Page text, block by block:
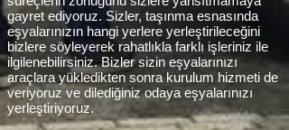
gayret ediyoruz. Sizler, taşınma esnasında
eşyalarınızın hangi yerlere yerleştirileceğini
bizlere söyleyerek rahatlıkla farklı işleriniz ile
ilgilenebilirsiniz. Bizler sizin eşyalarınızı
araçlara yükledikten sonra kurulum hizmeti de
veriyoruz ve dilediğiniz odaya eşyalarınızı
yerleştiriyoruz.